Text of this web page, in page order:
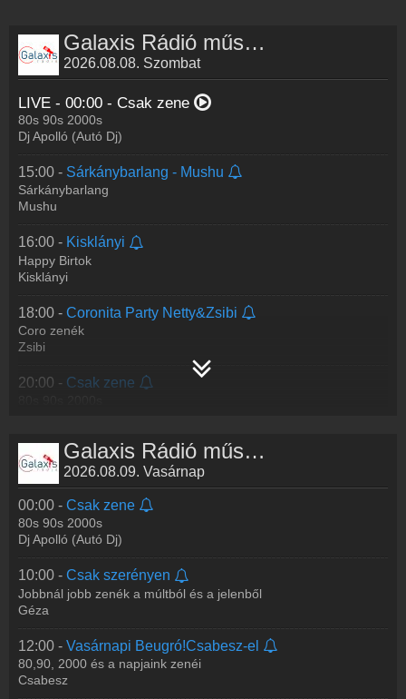
Galaxis Rádió műsorai
2026.08.08. Szombat
LIVE - 00:00 - Csak zene
80s 90s 2000s
Dj Apolló (Autó Dj)
15:00 - Sárkánybarlang - Mushu
Sárkánybarlang
Mushu
16:00 - Kisklányi
Happy Birtok
Kisklányi
18:00 - Coronita Party Netty&Zsibi
Coro zenék
Zsibi
20:00 - Csak zene
Galaxis Rádió műsorai
2026.08.09. Vasárnap
00:00 - Csak zene
80s 90s 2000s
Dj Apolló (Autó Dj)
10:00 - Csak szerényen
Jobbnál jobb zenék a múltból és a jelenből
Géza
12:00 - Vasárnapi Beugró!Csabesz-el
80,90, 2000 és a napjaink zenéi
Csabesz